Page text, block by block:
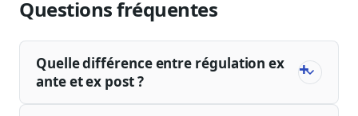
Questions fréquentes
Quelle différence entre régulation ex
ante et ex post ?